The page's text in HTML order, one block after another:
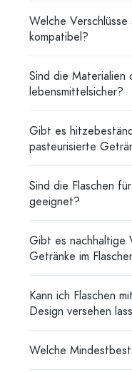
Welche
kompatibel?
Sind die Materialien
lebensmittelsicher?
Gibt es
pasteurisierte
Sind die Flaschen
geeignet?
Gibt es nachhaltige
Getränke im
Kann ich Flaschen
Design versehen
Welche